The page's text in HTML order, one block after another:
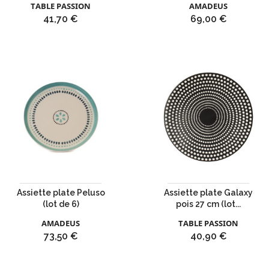
TABLE PASSION
Prix
41,70 €
AMADEUS
Prix
69,00 €
Assiette plate Peluso
(lot de 6)
AMADEUS
Prix
73,50 €
Assiette plate Galaxy
pois 27 cm (lot...
TABLE PASSION
Prix
40,90 €